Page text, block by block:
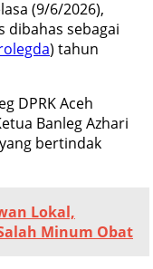
(9/6/2026),
dibahas sebagai
) tahun
DPRK Aceh
Banleg Azhari
bertindak
Lokal,
Minum Obat